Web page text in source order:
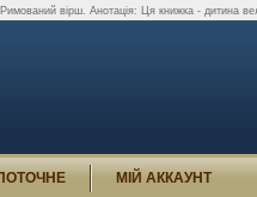
вірш. Анотація: Ця книжка - дитина
МІЙ АККАУНТ